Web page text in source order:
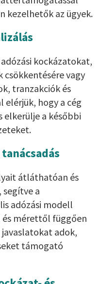
kezelhetők az ügyek.
kockázatokat,
csökkentésére vagy
tranzakciók és
elérjük, hogy a cég
elkerülje a későbbi
tanácsadás
átláthatóan és
a
adózási modell
mérettől függően
adok,
támogató